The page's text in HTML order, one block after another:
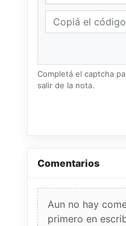
Completá el captcha
salir de la nota.
Comentarios
Aun no hay
primero en